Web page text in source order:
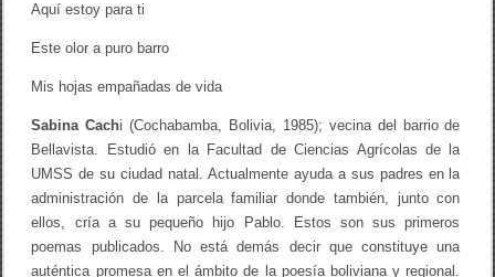
Aquí estoy para ti
Este olor a puro barro
Mis hojas empañadas de vida
Sabina Cachi (Cochabamba, Bolivia, 1985); vecina del barrio de
Bellavista. Estudió en la Facultad de Ciencias Agrícolas de la
UMSS de su ciudad natal. Actualmente ayuda a sus padres en la
administración de la parcela familiar donde también, junto con
ellos, cría a su pequeño hijo Pablo. Estos son sus primeros
poemas publicados. No está demás decir que constituye una
auténtica promesa en el ámbito de la poesía boliviana y regional.